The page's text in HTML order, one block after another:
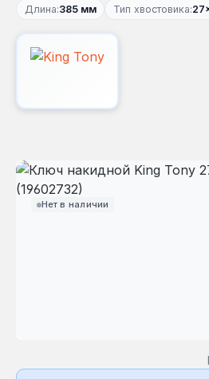
Длина:385 мм Тип хвостовика:
Нет в наличии
Пропустить галерею